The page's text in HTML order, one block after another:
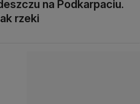
na Podkarpaciu.
rzeki